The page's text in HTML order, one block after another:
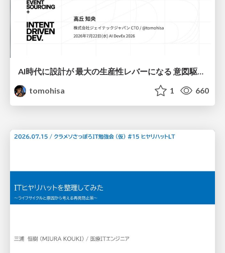
AI時代に設計が 最大の生産性レバーになる 意図駆動開発とデータを消さない設計｜Don't Delete Your Data or Your Intent — Design as the Deepest Lever in the AI Era
tomohisa
1 660